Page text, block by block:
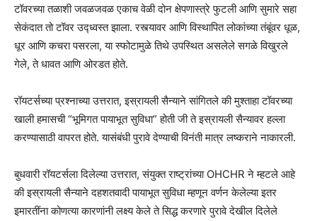
टॉवरच्या तळाशी जवळजवळ एकाच वेळी दोन क्षेपणास्त्रे फुटली आणि सुमारे सहा
सेकंदात तो टॉवर उद्ध्वस्त झाला. रस्त्यावर आणि विस्थापित लोकांच्या तंबूंवर धूळ,
धूर आणि कचरा पसरला, या स्फोटामुळे तिथे उपस्थित असलेले सगळे विखुरले
गेले, ते धावत आणि ओरडत होते.
रॉयटर्सच्या प्रश्नाच्या उत्तरात, इस्रायली सैन्याने सांगितले की मुश्ताहा टॉवरच्या
खाली हमासची “भूमिगत पायाभूत सुविधा” होती जी ते इस्रायली सैन्यावर हल्ला
करण्यासाठी वापरत होते. यासंबंधी पुरावे देण्याची विनंती मात्र लष्कराने नाकारली.
बुधवारी रॉयटर्सला दिलेल्या उत्तरात, संयुक्त राष्ट्रांच्या OHCHR ने म्हटले आहे
की इस्रायली सैन्याने दहशतवादी पायाभूत सुविधा म्हणून वर्णन केलेल्या इतर
इमारतींना कोणत्या कारणांनी लक्ष्य केले ते सिद्ध करणारे पुरावे देखील दिलेले